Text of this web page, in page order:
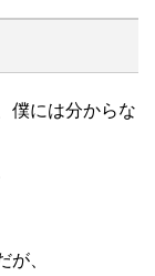
僕には分からな
が、